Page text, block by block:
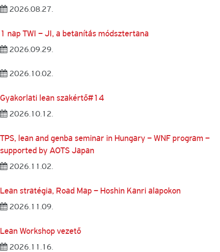
2026.08.27.
1 nap TWI – JI, a betanítás módsztertana
2026.09.29.
2026.10.02.
Gyakorlati lean szakértő#14
2026.10.12.
TPS, lean and genba seminar in Hungary – WNF program –
supported by AOTS Japan
2026.11.02.
Lean stratégia, Road Map – Hoshin Kanri alapokon
2026.11.09.
Lean Workshop vezető
2026.11.16.